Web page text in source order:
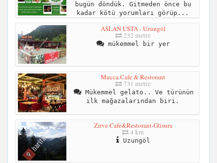
bugün döndük. Gitmeden önce bu
kadar kötü yorumları görüp...
ASLAN USTA - Uzungöl
232 metre
mükemmel bir yer
Mucca Cafe & Restorant
731 metre
Mükemmel gelato.. Ve türünün
ilk mağazalarından biri.
Zirve Cafe&Restorant-Glisura
4 km
Uzungöl